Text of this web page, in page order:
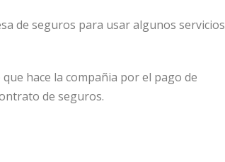
de seguros para usar algunos servicios
hace la compañia por el pago de
de seguros.